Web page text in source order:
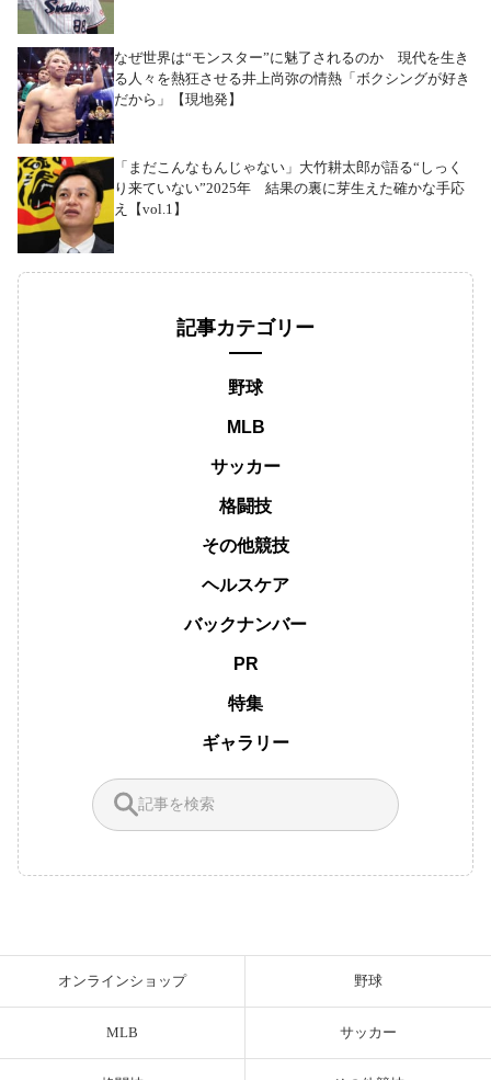
なぜ世界は“モンスター”に魅了されるのか 現代を生き
る人々を熱狂させる井上尚弥の情熱「ボクシングが好き
だから」【現地発】
「まだこんなもんじゃない」大竹耕太郎が語る“しっく
り来ていない”2025年 結果の裏に芽生えた確かな手応
え【vol.1】
記事カテゴリー
野球
MLB
サッカー
格闘技
その他競技
ヘルスケア
バックナンバー
PR
特集
ギャラリー
オンラインショップ 野球
MLB サッカー